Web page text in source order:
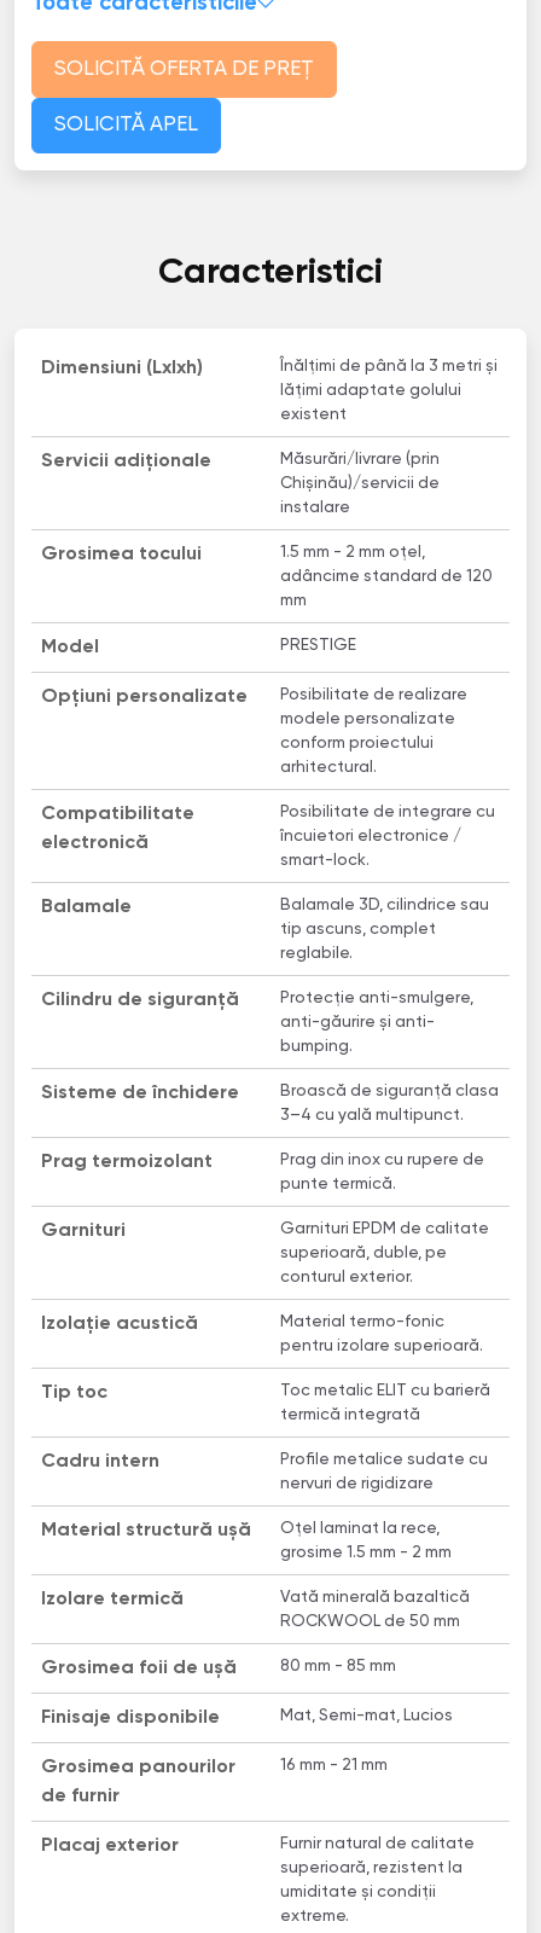
SOLICITĂ OFERTA DE PREȚ
SOLICITĂ APEL
Caracteristici
Dimensiuni (Lxlxh)
Înălțimi de până la 3 metri și
lățimi adaptate golului
existent
Servicii adiționale
Măsurări/livrare (prin
Chișinău)/servicii de
instalare
Grosimea tocului
1.5 mm - 2 mm oțel,
adâncime standard de 120
mm
Model PRESTIGE
Opțiuni personalizate
Posibilitate de realizare
modele personalizate
conform proiectului
arhitectural.
Compatibilitate
electronică
Posibilitate de integrare cu
încuietori electronice /
smart-lock.
Balamale
Balamale 3D, cilindrice sau
tip ascuns, complet
reglabile.
Cilindru de siguranță
Protecție anti-smulgere,
anti-găurire și anti-
bumping.
Sisteme de închidere
Broască de siguranță clasa
3–4 cu yală multipunct.
Prag termoizolant
Prag din inox cu rupere de
punte termică.
Garnituri
Garnituri EPDM de calitate
superioară, duble, pe
conturul exterior.
Izolație acustică
Material termo-fonic
pentru izolare superioară.
Tip toc
Toc metalic ELIT cu barieră
termică integrată
Cadru intern
Profile metalice sudate cu
nervuri de rigidizare
Material structură ușă
Oțel laminat la rece,
grosime 1.5 mm - 2 mm
Izolare termică
Vată minerală bazaltică
ROCKWOOL de 50 mm
Grosimea foii de ușă 80 mm - 85 mm
Finisaje disponibile Mat, Semi-mat, Lucios
Grosimea panourilor
de furnir
16 mm - 21 mm
Placaj exterior
Furnir natural de calitate
superioară, rezistent la
umiditate și condiții
extreme.